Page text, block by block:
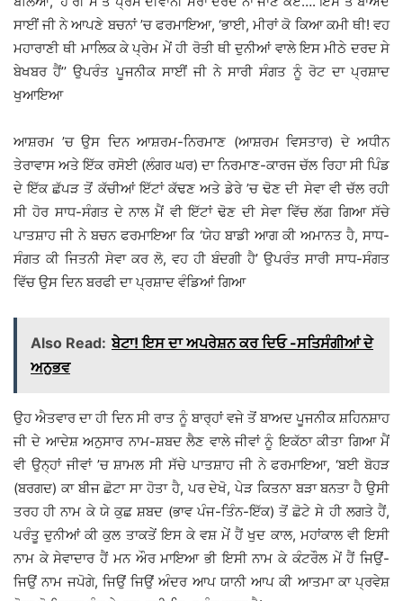
ਸਾਈਂ ਜੀ ਨੇ ਆਪਣੇ ਬਚਨਾਂ ’ਚ ਫਰਮਾਇਆ, ‘ਭਾਈ, ਮੀਰਾਂ ਕੋ ਕਿਆ ਕਮੀ ਥੀ! ਵਹ
ਮਹਾਰਾਣੀ ਥੀ ਮਾਲਿਕ ਕੇ ਪ੍ਰੇਮ ਮੇਂ ਹੀ ਰੋਤੀ ਥੀ ਦੁਨੀਆਂ ਵਾਲੇ ਇਸ ਮੀਠੇ ਦਰਦ ਸੇ
ਬੇਖਬਰ ਹੈਂ’’ ਉਪਰੰਤ ਪੂਜਨੀਕ ਸਾਈਂ ਜੀ ਨੇ ਸਾਰੀ ਸੰਗਤ ਨੂੰ ਰੋਟ ਦਾ ਪ੍ਰਸ਼ਾਦ
ਖੁਆਇਆ
ਆਸ਼ਰਮ ’ਚ ਉਸ ਦਿਨ ਆਸ਼ਰਮ-ਨਿਰਮਾਣ (ਆਸ਼ਰਮ ਵਿਸਤਾਰ) ਦੇ ਅਧੀਨ
ਤੇਰਾਵਾਸ ਅਤੇ ਇੱਕ ਰਸੋਈ (ਲੰਗਰ ਘਰ) ਦਾ ਨਿਰਮਾਣ-ਕਾਰਜ ਚੱਲ ਰਿਹਾ ਸੀ ਪਿੰਡ
ਦੇ ਇੱਕ ਛੱਪੜ ਤੋਂ ਕੱਚੀਆਂ ਇੱਟਾਂ ਕੱਢਣ ਅਤੇ ਡੇਰੇ ’ਚ ਢੋਣ ਦੀ ਸੇਵਾ ਵੀ ਚੱਲ ਰਹੀ
ਸੀ ਹੋਰ ਸਾਧ-ਸੰਗਤ ਦੇ ਨਾਲ ਮੈਂ ਵੀ ਇੱਟਾਂ ਢੋਣ ਦੀ ਸੇਵਾ ਵਿੱਚ ਲੱਗ ਗਿਆ ਸੱਚੇ
ਪਾਤਸ਼ਾਹ ਜੀ ਨੇ ਬਚਨ ਫਰਮਾਇਆ ਕਿ ‘ਯੇਹ ਬਾਡੀ ਆਗ ਕੀ ਅਮਾਨਤ ਹੈ, ਸਾਧ-
ਸੰਗਤ ਕੀ ਜਿਤਨੀ ਸੇਵਾ ਕਰ ਲੋ, ਵਹ ਹੀ ਬੰਦਗੀ ਹੈ’ ਉਪਰੰਤ ਸਾਰੀ ਸਾਧ-ਸੰਗਤ
ਵਿੱਚ ਉਸ ਦਿਨ ਬਰਫੀ ਦਾ ਪ੍ਰਸ਼ਾਦ ਵੰਡਿਆਂ ਗਿਆ
Also Read: ਬੇਟਾ! ਇਸ ਦਾ ਅਪਰੇਸ਼ਨ ਕਰ ਦਿਓ -ਸਤਿਸੰਗੀਆਂ ਦੇ
ਅਨੁਭਵ
ਉਹ ਐਤਵਾਰ ਦਾ ਹੀ ਦਿਨ ਸੀ ਰਾਤ ਨੂੰ ਬਾਰ੍ਹਾਂ ਵਜੇ ਤੋਂ ਬਾਅਦ ਪੂਜਨੀਕ ਸ਼ਹਿਨਸ਼ਾਹ
ਜੀ ਦੇ ਆਦੇਸ਼ ਅਨੁਸਾਰ ਨਾਮ-ਸ਼ਬਦ ਲੈਣ ਵਾਲੇ ਜੀਵਾਂ ਨੂੰ ਇਕੱਠਾ ਕੀਤਾ ਗਿਆ ਮੈਂ
ਵੀ ਉਨ੍ਹਾਂ ਜੀਵਾਂ ’ਚ ਸ਼ਾਮਲ ਸੀ ਸੱਚੇ ਪਾਤਸ਼ਾਹ ਜੀ ਨੇ ਫਰਮਾਇਆ, ‘ਬਈ ਬੋਹੜ
(ਬਰਗਦ) ਕਾ ਬੀਜ ਛੋਟਾ ਸਾ ਹੋਤਾ ਹੈ, ਪਰ ਦੇਖੋ, ਪੇੜ ਕਿਤਨਾ ਬੜਾ ਬਨਤਾ ਹੈ ਉਸੀ
ਤਰਹ ਹੀ ਨਾਮ ਕੇ ਯੇ ਕੁਛ ਸ਼ਬਦ (ਭਾਵ ਪੰਜ-ਤਿੰਨ-ਇੱਕ) ਤੋਂ ਛੋਟੇ ਸੇ ਹੀ ਲਗਤੇ ਹੈਂ,
ਪਰੰਤੂ ਦੁਨੀਆਂ ਕੀ ਕੁਲ ਤਾਕਤੇਂ ਇਸ ਕੇ ਵਸ਼ ਮੇਂ ਹੈਂ ਖੁਦ ਕਾਲ, ਮਹਾਂਕਾਲ ਵੀ ਇਸੀ
ਨਾਮ ਕੇ ਸੇਵਾਦਾਰ ਹੈਂ ਮਨ ਔਰ ਮਾਇਆ ਭੀ ਇਸੀ ਨਾਮ ਕੇ ਕੰਟਰੌਲ ਮੇਂ ਹੈਂ ਜਿਉਂ-
ਜਿਉਂ ਨਾਮ ਜਪੋਗੇ, ਜਿਉਂ ਜਿਉਂ ਅੰਦਰ ਆਪ ਯਾਨੀ ਆਪ ਕੀ ਆਤਮਾ ਕਾ ਪ੍ਰਵੇਸ਼